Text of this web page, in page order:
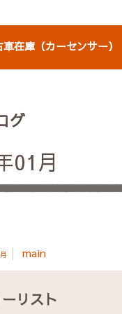
車在庫（カーセンサー）
グ
01月
main
リスト